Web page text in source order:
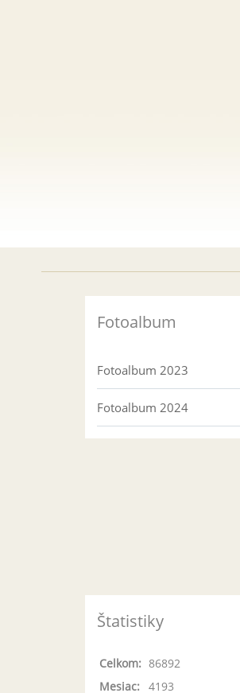
Fotoalbum
Fotoalbum 2023
Fotoalbum 2024
Štatistiky
Celkom: 86892
Mesiac: 4193